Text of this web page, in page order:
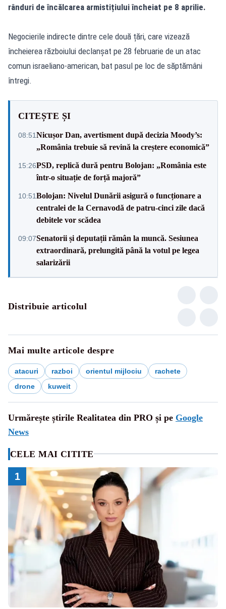
rânduri de încălcarea armistițiului încheiat pe 8 aprilie.
Negocierile indirecte dintre cele două țări, care vizează
încheierea războiului declanșat pe 28 februarie de un atac
comun israeliano-american, bat pasul pe loc de săptămâni
întregi.
CITEȘTE ȘI
08:51Nicușor Dan, avertisment după decizia Moody’s:
„România trebuie să revină la creștere economică”
15:26PSD, replică dură pentru Bolojan: „România este
într-o situație de forță majoră”
10:51Bolojan: Nivelul Dunării asigură o funcționare a
centralei de la Cernavodă de patru-cinci zile dacă
debitele vor scădea
09:07Senatorii și deputații rămân la muncă. Sesiunea
extraordinară, prelungită până la votul pe legea
salarizării
Distribuie articolul
Mai multe articole despre
atacuri razboi orientul mijlociu
rachete
drone
kuweit
Urmărește știrile Realitatea din PRO și pe Google
News
CELE MAI CITITE
1